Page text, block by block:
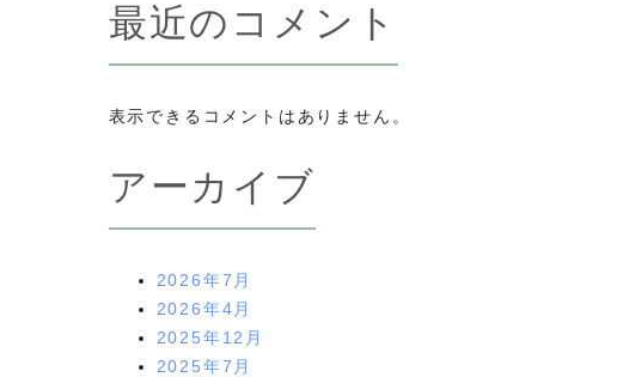
最近のコメント
表示できるコメントはありません。
アーカイブ
2026年7月
2026年4月
2025年12月
2025年7月